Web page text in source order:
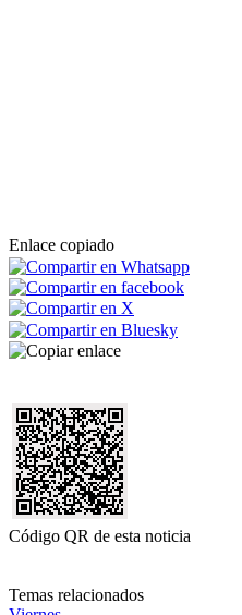
Enlace copiado
Código QR de esta noticia
Temas relacionados